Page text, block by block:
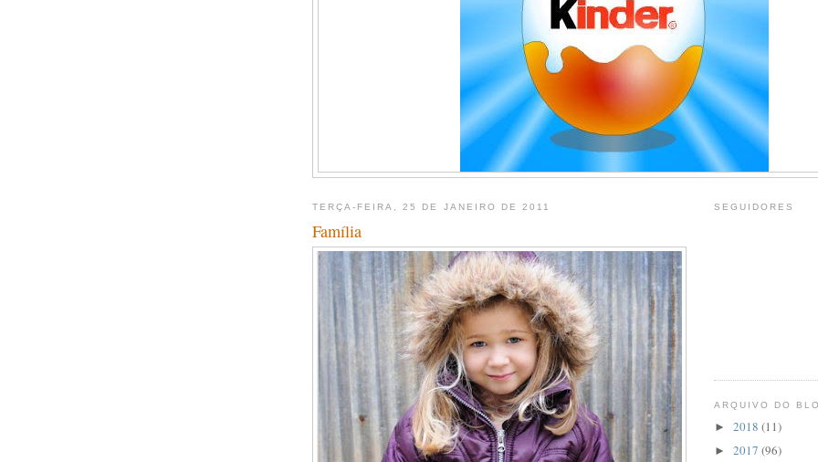
TERÇA-FEIRA, 25 DE JANEIRO DE 2011
Família
SEGUIDORES
ARQUIVO DO
► 2018 (11)
► 2017 (96)